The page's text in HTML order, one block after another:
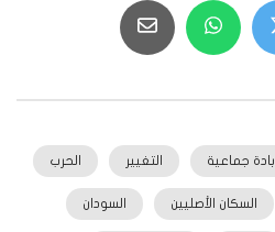
ابادة جماعية التغيير الحرب
السكان الأصليين السودان